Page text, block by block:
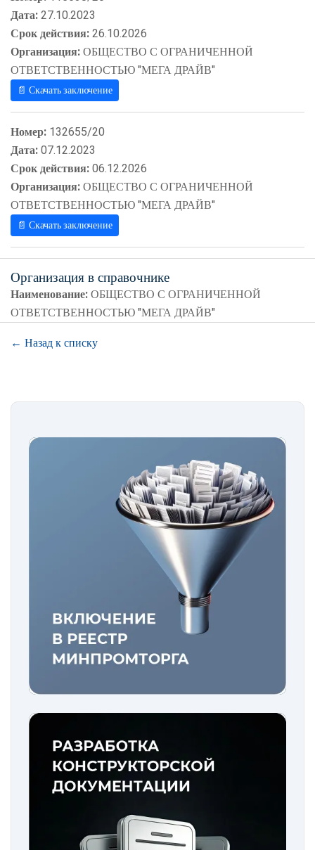
Дата:27.10.2023
Срок действия:26.10.2026
Организация:ОБЩЕСТВО С ОГРАНИЧЕННОЙ
ОТВЕТСТВЕННОСТЬЮ "МЕГА ДРАЙВ"
📄 Скачать заключение
Номер: 132655/20
Дата:07.12.2023
Срок действия:06.12.2026
Организация:ОБЩЕСТВО С ОГРАНИЧЕННОЙ
ОТВЕТСТВЕННОСТЬЮ "МЕГА ДРАЙВ"
📄 Скачать заключение
Организация в справочнике
Наименование:ОБЩЕСТВО С ОГРАНИЧЕННОЙ
ОТВЕТСТВЕННОСТЬЮ "МЕГА ДРАЙВ"
← Назад к списку